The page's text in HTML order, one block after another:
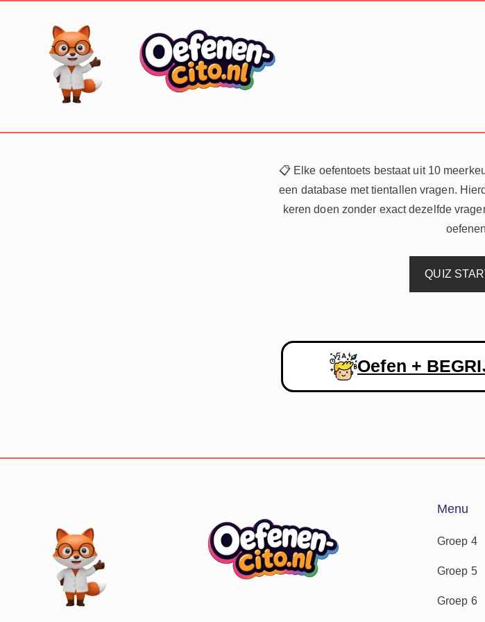
📋 Elke oefentoets bestaat uit 10
een database met tientallen vragen.
keren doen zonder exact dezelfde
oefenen
QUIZ
Oefen +
Menu
Groep 4
Groep 5
Groep 6